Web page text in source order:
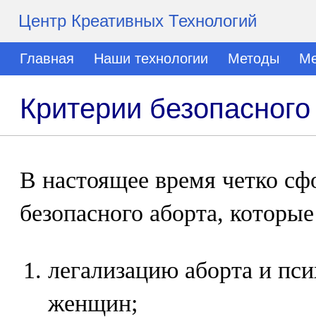
Центр Креативных Технологий
Главная Наши технологии Методы
Критерии
В настоящее время четко
безопасного аборта,
легализацию аборта и
женщин;